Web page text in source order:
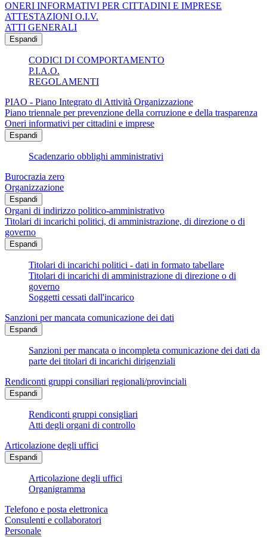
ONERI INFORMATIVI PER CITTADINI E IMPRESE
ATTESTAZIONI O.I.V.
ATTI GENERALI
Espandi
CODICI DI COMPORTAMENTO
P.I.A.O.
REGOLAMENTI
PIAO - Piano Integrato di Attività Organizzazione
Piano triennale per prevenzione della corruzione e della trasparenza
Oneri informativi per cittadini e imprese
Espandi
Scadenzario obblighi amministrativi
Burocrazia zero
Organizzazione
Espandi
Organi di indirizzo politico-amministrativo
Titolari di incarichi politici, di amministrazione, di direzione o di
governo
Espandi
Titolari di incarichi politici - dati in formato tabellare
Titolari di incarichi di amministrazione di direzione o di
governo
Soggetti cessati dall'incarico
Sanzioni per mancata comunicazione dei dati
Espandi
Sanzioni per mancata o incompleta comunicazione dei dati da
parte dei titolari di incarichi dirigenziali
Rendiconti gruppi consiliari regionali/provinciali
Espandi
Rendiconti gruppi consigliari
Atti degli organi di controllo
Articolazione degli uffici
Espandi
Articolazione degli uffici
Organigramma
Telefono e posta elettronica
Consulenti e collaboratori
Personale